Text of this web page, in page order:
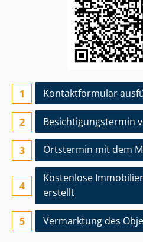
Kontaktformular
Besichtigungs­termin
Ortstermin mit dem
Kostenlose
erstellt
Vermarktung des